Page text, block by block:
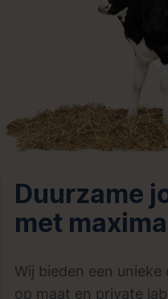
Duurzame
met
Wij bieden een
op maat en private